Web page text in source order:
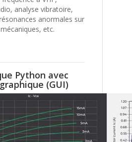
analyse vibratoire,
anormales sur
etc.
Python avec
(GUI)